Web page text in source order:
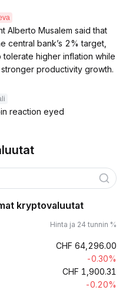
Alberto Musalem said that
central bank’s 2% target,
higher inflation while
productivity growth.
reaction eyed
kryptovaluutat
Hinta ja 24 tunnin %
CHF 64,296.00
-0.30%
CHF 1,900.31
-0.20%